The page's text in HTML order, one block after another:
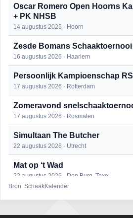
Oscar Romero Open Hoorns
+ PK NHSB
14 augustus 2026 · Hoorn
Zesde Bomans Schaaktoernooi
16 augustus 2026 · Haarlem
Persoonlijk Kampioenschap
17 augustus 2026 · Rotterdam
Zomeravond
17 augustus 2026 · Rosmalen
Simultaan The Butcher
22 augustus 2026 · Utrecht
Mat op ‘t Wad
22 augustus 2026 · Den Burg, Texel
Bron: SchaakKalender